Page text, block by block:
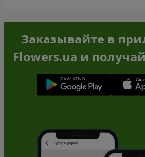
Заказывайте в
Flowers.ua и